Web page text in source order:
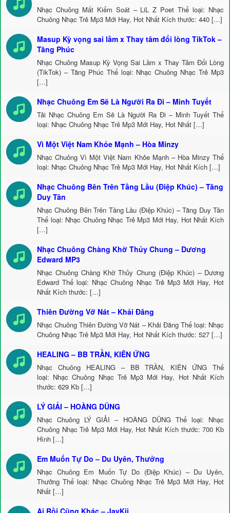
Nhạc Chuông Mất Kiểm Soát – LiL Z Poet Thể loại: Nhạc
Chuông Nhạc Trẻ Mp3 Mới Hay, Hot Nhất Kích thước: 440 […]
Masup Kỳ vọng sai lầm x Thay tâm đổi lòng TikTok –
Tăng Phúc
Nhạc Chuông Masup Kỳ Vọng Sai Lầm x Thay Tâm Đổi Lòng
(TikTok) – Tăng Phúc Thể loại: Nhạc Chuông Nhạc Trẻ Mp3
[…]
Nhạc Chuông Em Sẽ Là Người Ra Đi – Minh Tuyết
Tải Nhạc Chuông Em Sẽ Là Người Ra Đi – Minh Tuyết Thể
loại: Nhạc Chuông Nhạc Trẻ Mp3 Mới Hay, Hot Nhất […]
Vì Một Việt Nam Khỏe Mạnh – Hòa Minzy
Nhạc Chuông Vì Một Việt Nam Khỏe Mạnh – Hòa Minzy Thể
loại: Nhạc Chuông Nhạc Trẻ Mp3 Mới Hay, Hot Nhất Kích […]
Nhạc Chuông Bên Trên Tầng Lầu (Điệp Khúc) – Tăng
Duy Tân
Nhạc Chuông Bên Trên Tầng Lầu (Điệp Khúc) – Tăng Duy Tân
Thể loại: Nhạc Chuông Nhạc Trẻ Mp3 Mới Hay, Hot Nhất Kích
[…]
Nhạc Chuông Chàng Khờ Thủy Chung – Dương
Edward MP3
Nhạc Chuông Chàng Khờ Thủy Chung (Điệp Khúc) – Dương
Edward Thể loại: Nhạc Chuông Nhạc Trẻ Mp3 Mới Hay, Hot
Nhất Kích thước: […]
Thiên Đường Vỡ Nát – Khải Đăng
Nhạc Chuông Thiên Đường Vỡ Nát – Khải Đăng Thể loại: Nhạc
Chuông Nhạc Trẻ Mp3 Mới Hay, Hot Nhất Kích thước: 527 […]
HEALING – BB TRẦN, KIÊN ỨNG
Nhạc Chuông HEALING – BB TRẦN, KIÊN ỨNG Thể
loại: Nhạc Chuông Nhạc Trẻ Mp3 Mới Hay, Hot Nhất Kích
thước: 629 Kb […]
LÝ GIẢI – HOÀNG DŨNG
Nhạc Chuông LÝ GIẢI – HOÀNG DŨNG Thể loại: Nhạc
Chuông Nhạc Trẻ Mp3 Mới Hay, Hot Nhất Kích thước: 700 Kb
Hình […]
Em Muốn Tự Do – Du Uyên, Thưởng
Nhạc Chuông Em Muốn Tự Do (Điệp Khúc) – Du Uyên,
Thưởng Thể loại: Nhạc Chuông Nhạc Trẻ Mp3 Mới Hay, Hot
Nhất […]
Ai Rồi Cũng Khác – JayKii